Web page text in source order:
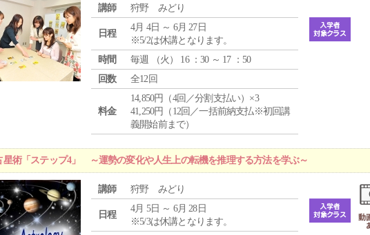
講師 狩野 みどり
日程
4月 4日 ～ 6月 27日
※5/2は休講となります。
時間
毎週 （火 ） 16 ：30 ～ 17 ：50
回数
全12回
料金
14,850円（4回／分割支払い）×3
41,250円（12回／一括前納支払※初回講
義開始前まで）
星術「ステップ4」 ～運勢の変化や人生上の転機を推理する方法を学ぶ～
講師 狩野 みどり
日程
4月 5日 ～ 6月 28日
※5/3は休講となります。